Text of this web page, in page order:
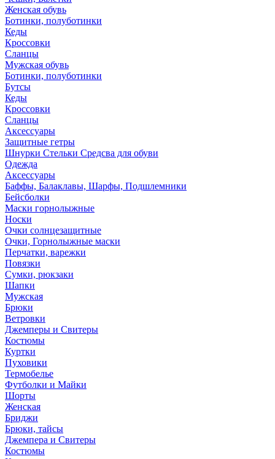
Женская обувь
Ботинки, полуботинки
Кеды
Кроссовки
Сланцы
Мужская обувь
Ботинки, полуботинки
Бутсы
Кеды
Кроссовки
Сланцы
Аксессуары
Защитные гетры
Шнурки Стельки Средсва для обуви
Одежда
Аксессуары
Баффы, Балаклавы, Шарфы, Подшлемники
Бейсболки
Маски горнолыжные
Носки
Очки солнцезащитные
Очки, Горнолыжные маски
Перчатки, варежки
Повязки
Сумки, рюкзаки
Шапки
Мужская
Брюки
Ветровки
Джемперы и Свитеры
Костюмы
Куртки
Пуховики
Термобелье
Футболки и Майки
Шорты
Женская
Бриджи
Брюки, тайсы
Джемпера и Свитеры
Костюмы